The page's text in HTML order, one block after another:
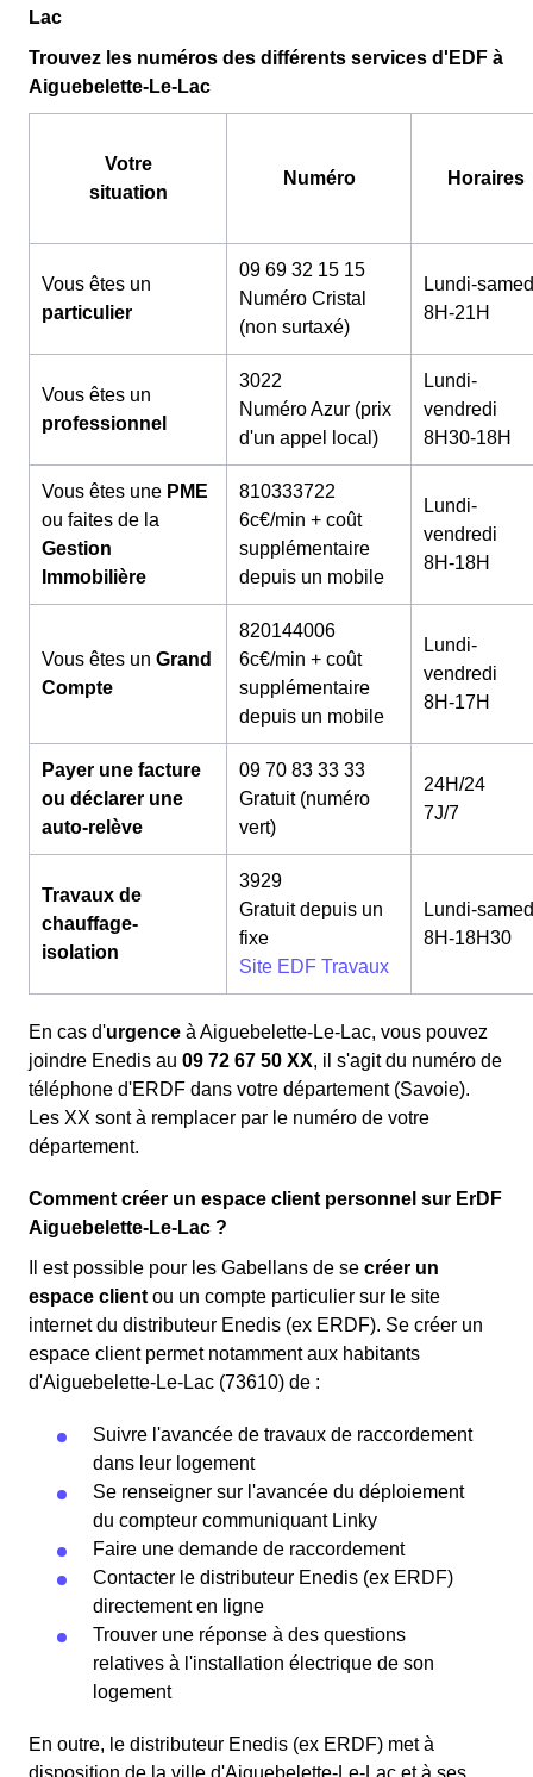
Lac
Trouvez les numéros des différents services d'EDF à
Aiguebelette-Le-Lac
Votre
situation
Numéro Horaires
Vous êtes un
particulier
09 69 32 15 15
Numéro Cristal
(non surtaxé)
Lundi-
8H-21H
Vous êtes un
professionnel
3022
Numéro Azur (prix
d'un appel local)
Lundi-
vendredi
8H30-18H
Vous êtes une PME
ou faites de la
Gestion
Immobilière
810333722
6c€/min + coût
supplémentaire
depuis un mobile
Lundi-
vendredi
8H-18H
Vous êtes un Grand
Compte
820144006
6c€/min + coût
supplémentaire
depuis un mobile
Lundi-
vendredi
8H-17H
Payer une facture
ou déclarer une
auto-relève
09 70 83 33 33
Gratuit (numéro
vert)
24H/24
7J/7
Travaux de
chauffage-
isolation
3929
Gratuit depuis un
fixe
Site EDF Travaux
Lundi-
8H-18H30
En cas d'urgence à Aiguebelette-Le-Lac, vous pouvez
joindre Enedis au 09 72 67 50 XX, il s'agit du numéro de
téléphone d'ERDF dans votre département (Savoie).
Les XX sont à remplacer par le numéro de votre
département.
Comment créer un espace client personnel sur ErDF
Aiguebelette-Le-Lac ?
Il est possible pour les Gabellans de se créer un
espace client ou un compte particulier sur le site
internet du distributeur Enedis (ex ERDF). Se créer un
espace client permet notamment aux habitants
d'Aiguebelette-Le-Lac (73610) de :
Suivre l'avancée de travaux de raccordement
dans leur logement
Se renseigner sur l'avancée du déploiement
du compteur communiquant Linky
Faire une demande de raccordement
Contacter le distributeur Enedis (ex ERDF)
directement en ligne
Trouver une réponse à des questions
relatives à l'installation électrique de son
logement
En outre, le distributeur Enedis (ex ERDF) met à